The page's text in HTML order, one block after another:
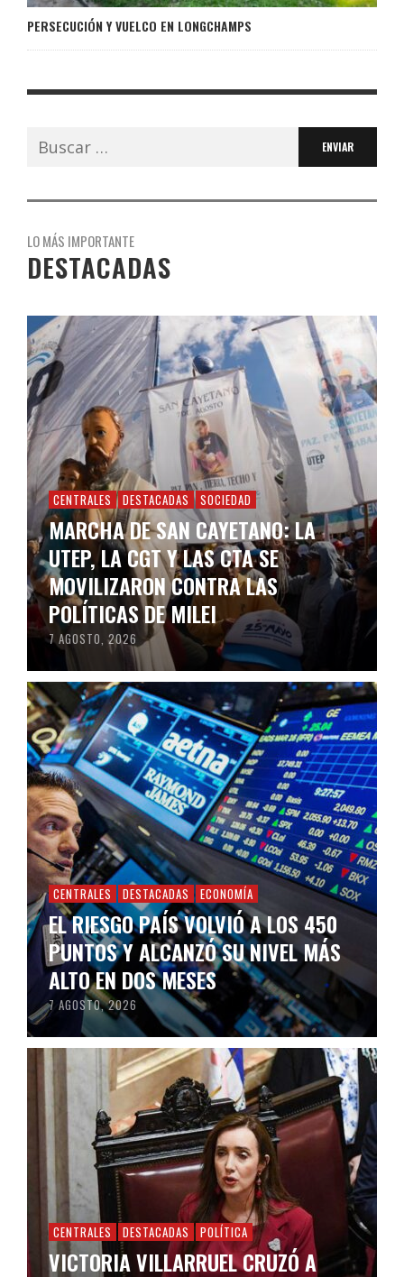
PERSECUCIÓN Y VUELCO EN LONGCHAMPS
Buscar:
LO MÁS IMPORTANTE
DESTACADAS
CENTRALES DESTACADAS SOCIEDAD
MARCHA DE SAN CAYETANO: LA
UTEP, LA CGT Y LAS CTA SE
MOVILIZARON CONTRA LAS
POLÍTICAS DE MILEI
7 AGOSTO, 2026
CENTRALES DESTACADAS ECONOMÍA
EL RIESGO PAÍS VOLVIÓ A LOS 450
PUNTOS Y ALCANZÓ SU NIVEL MÁS
ALTO EN DOS MESES
7 AGOSTO, 2026
CENTRALES DESTACADAS POLÍTICA
VICTORIA VILLARRUEL CRUZÓ A